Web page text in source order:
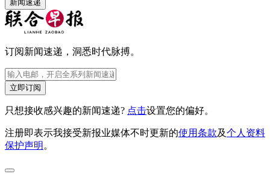
新闻速递
订阅新闻速递，洞悉时代脉搏。
立即订阅
只想接收感兴趣的新闻速递? 点击设置您的偏好。
注册即表示我接受新报业媒体不时更新的使用条款及个人资料
保护声明 。